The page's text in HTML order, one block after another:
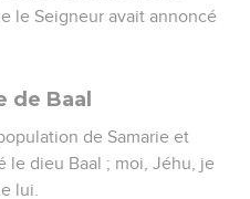
le Seigneur avait annoncé
de Baal
de Samarie et
le dieu Baal ; moi, Jéhu, je
lui.